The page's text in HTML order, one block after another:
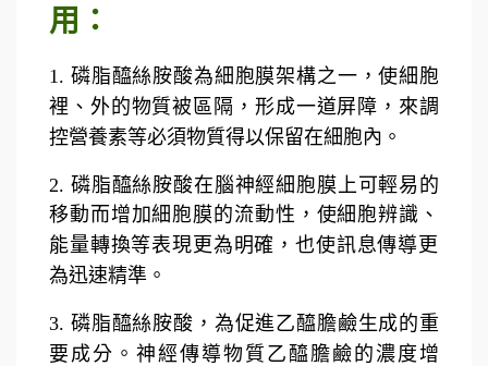
用：
1. 磷脂醯絲胺酸為細胞膜架構之一，使細胞
裡、外的物質被區隔，形成一道屏障，來調
控營養素等必須物質得以保留在細胞內。
2. 磷脂醯絲胺酸在腦神經細胞膜上可輕易的
移動而增加細胞膜的流動性，使細胞辨識、
能量轉換等表現更為明確，也使訊息傳導更
為迅速精準。
3. 磷脂醯絲胺酸，為促進乙醯膽鹼生成的重
要成分。神經傳導物質乙醯膽鹼的濃度增